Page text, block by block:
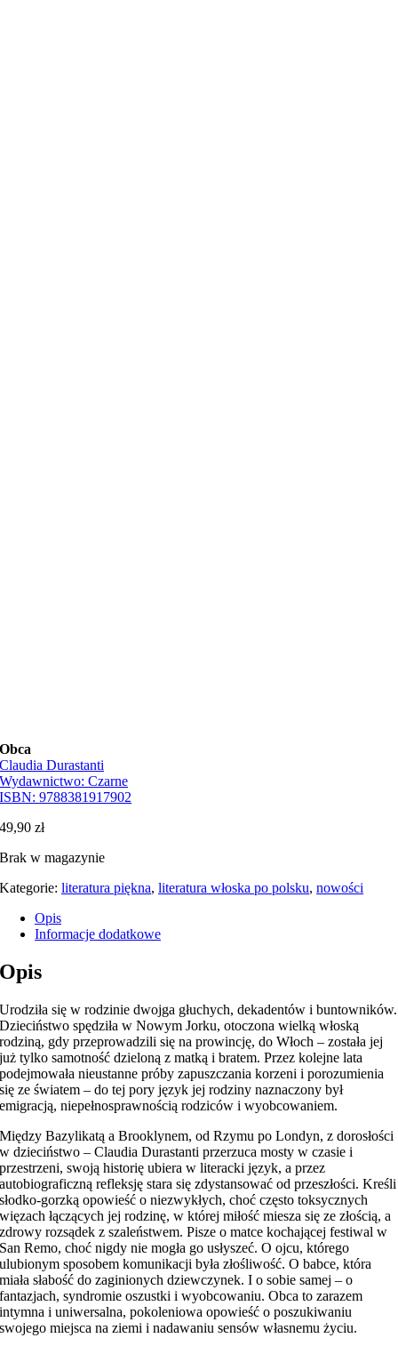
Obca
Claudia Durastanti
Wydawnictwo:Czarne
ISBN:9788381917902
49,90zł
Brak w magazynie
Kategorie:literatura piękna,literatura włoska po polsku,nowości
Opis
Informacje dodatkowe
Opis
Urodziła się w rodzinie dwojga głuchych, dekadentów i buntowników.
Dzieciństwo spędziła w Nowym Jorku, otoczona wielką włoską
rodziną, gdy przeprowadzili się na prowincję, do Włoch – została jej
już tylko samotność dzieloną z matką i bratem. Przez kolejne lata
podejmowała nieustanne próby zapuszczania korzeni i porozumienia
się ze światem – do tej pory język jej rodziny naznaczony był
emigracją, niepełnosprawnością rodziców i wyobcowaniem.
Między Bazylikatą a Brooklynem, od Rzymu po Londyn, z dorosłości
w dzieciństwo – Claudia Durastanti przerzuca mosty w czasie i
przestrzeni, swoją historię ubiera w literacki język, a przez
autobiograficzną refleksję stara się zdystansować od przeszłości. Kreśli
słodko-gorzką opowieść o niezwykłych, choć często toksycznych
więzach łączących jej rodzinę, w której miłość miesza się ze złością, a
zdrowy rozsądek z szaleństwem. Pisze o matce kochającej festiwal w
San Remo, choć nigdy nie mogła go usłyszeć. O ojcu, którego
ulubionym sposobem komunikacji była złośliwość. O babce, która
miała słabość do zaginionych dziewczynek. I o sobie samej – o
fantazjach, syndromie oszustki i wyobcowaniu. Obca to zarazem
intymna i uniwersalna, pokoleniowa opowieść o poszukiwaniu
swojego miejsca na ziemi i nadawaniu sensów własnemu życiu.